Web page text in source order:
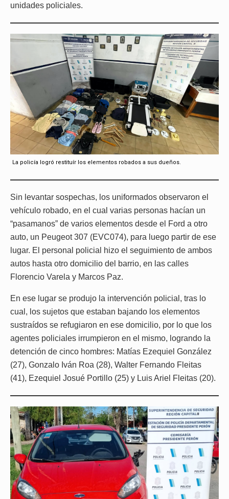
unidades policiales.
La policía logró restituír los elementos robados a sus dueños.
Sin levantar sospechas, los uniformados observaron el
vehículo robado, en el cual varias personas hacían un
“pasamanos” de varios elementos desde el Ford a otro
auto, un Peugeot 307 (EVC074), para luego partir de ese
lugar. El personal policial hizo el seguimiento de ambos
autos hasta otro domicilio del barrio, en las calles
Florencio Varela y Marcos Paz.
En ese lugar se produjo la intervención policial, tras lo
cual, los sujetos que estaban bajando los elementos
sustraídos se refugiaron en ese domicilio, por lo que los
agentes policiales irrumpieron en el mismo, logrando la
detención de cinco hombres: Matías Ezequiel González
(27), Gonzalo Iván Roa (28), Walter Fernando Fleitas
(41), Ezequiel Josué Portillo (25) y Luis Ariel Fleitas (20).